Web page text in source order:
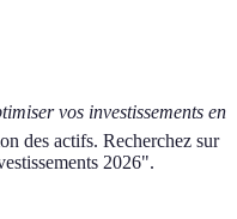
vos investissements en
des actifs. Recherchez sur
2026".